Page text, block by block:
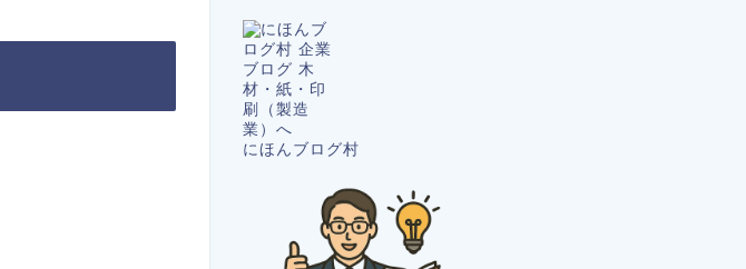
にほんブログ村